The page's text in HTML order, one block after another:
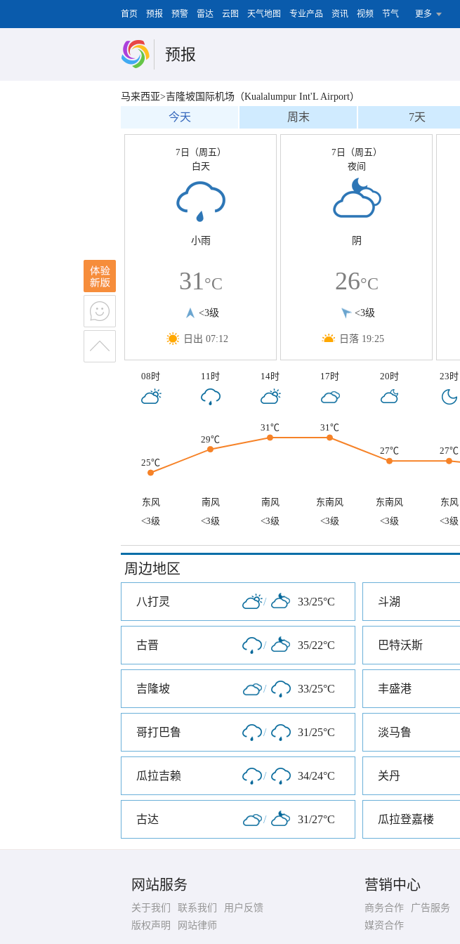
首页 预报 预警 雷达 云图 天气地图 专业产品 资讯 视频 节气 更多
预报
马来西亚>吉隆坡国际机场（Kualalumpur Int'L Airport）
今天 周末 7天
7日（周五）
白天
小雨
31°C
<3级
日出 07:12
7日（周五）
夜间
阴
26°C
<3级
日落 19:25
08时 11时 14时 17时 20时 23时
25℃
29℃
31℃ 31℃
27℃ 27℃
东风 南风 南风 东南风 东南风 东风
<3级
<3级 <3级 <3级 <3级 <3级
周边地区
八打灵 / 33/25°C 斗湖
古晋 / 35/22°C 巴特沃斯
吉隆坡 / 33/25°C 丰盛港
哥打巴鲁 / 31/25°C 淡马鲁
瓜拉吉赖 / 34/24°C 关丹
古达 / 31/27°C 瓜拉登嘉楼
网站服务
关于我们 联系我们
用户反馈
版权声明
网站律师
营销中心
商务合作
广告服务
媒资合作